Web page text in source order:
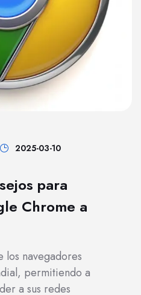
2025-03-10
para
Chrome a
los navegadores
permitiendo a
a sus redes